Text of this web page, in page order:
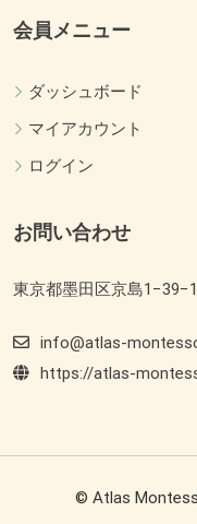
会員メニュー
ダッシュボード
マイアカウント
ログイン
お問い合わせ
東京都墨田区京島
info@atlas-
https://atlas-
© Atlas